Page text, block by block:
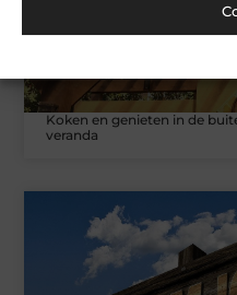
Koken en genieten in de
veranda